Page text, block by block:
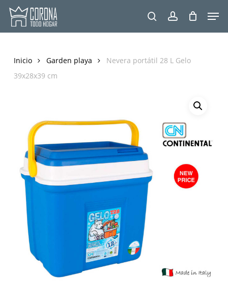
Skip
main
searchaccount
Inicio Garden playa
Nevera portátil 28 L Gelo
39x28x39 cm